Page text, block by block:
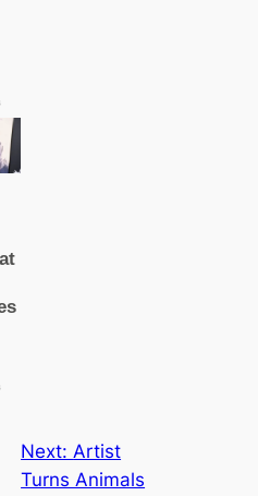
Next: Artist
Turns Animals